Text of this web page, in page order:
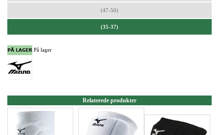
(47-50)
(35-37)
På lager
Relaterede produkter